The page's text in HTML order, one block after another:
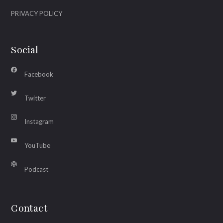
PRIVACY POLICY
Social
Facebook
Twitter
Instagram
YouTube
Podcast
Contact